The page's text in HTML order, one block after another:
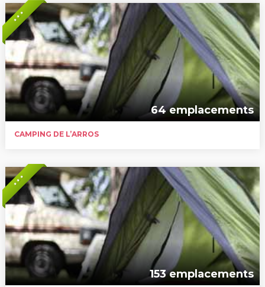
* * *
64 emplacements
CAMPING DE L’ARROS
* * *
153 emplacements